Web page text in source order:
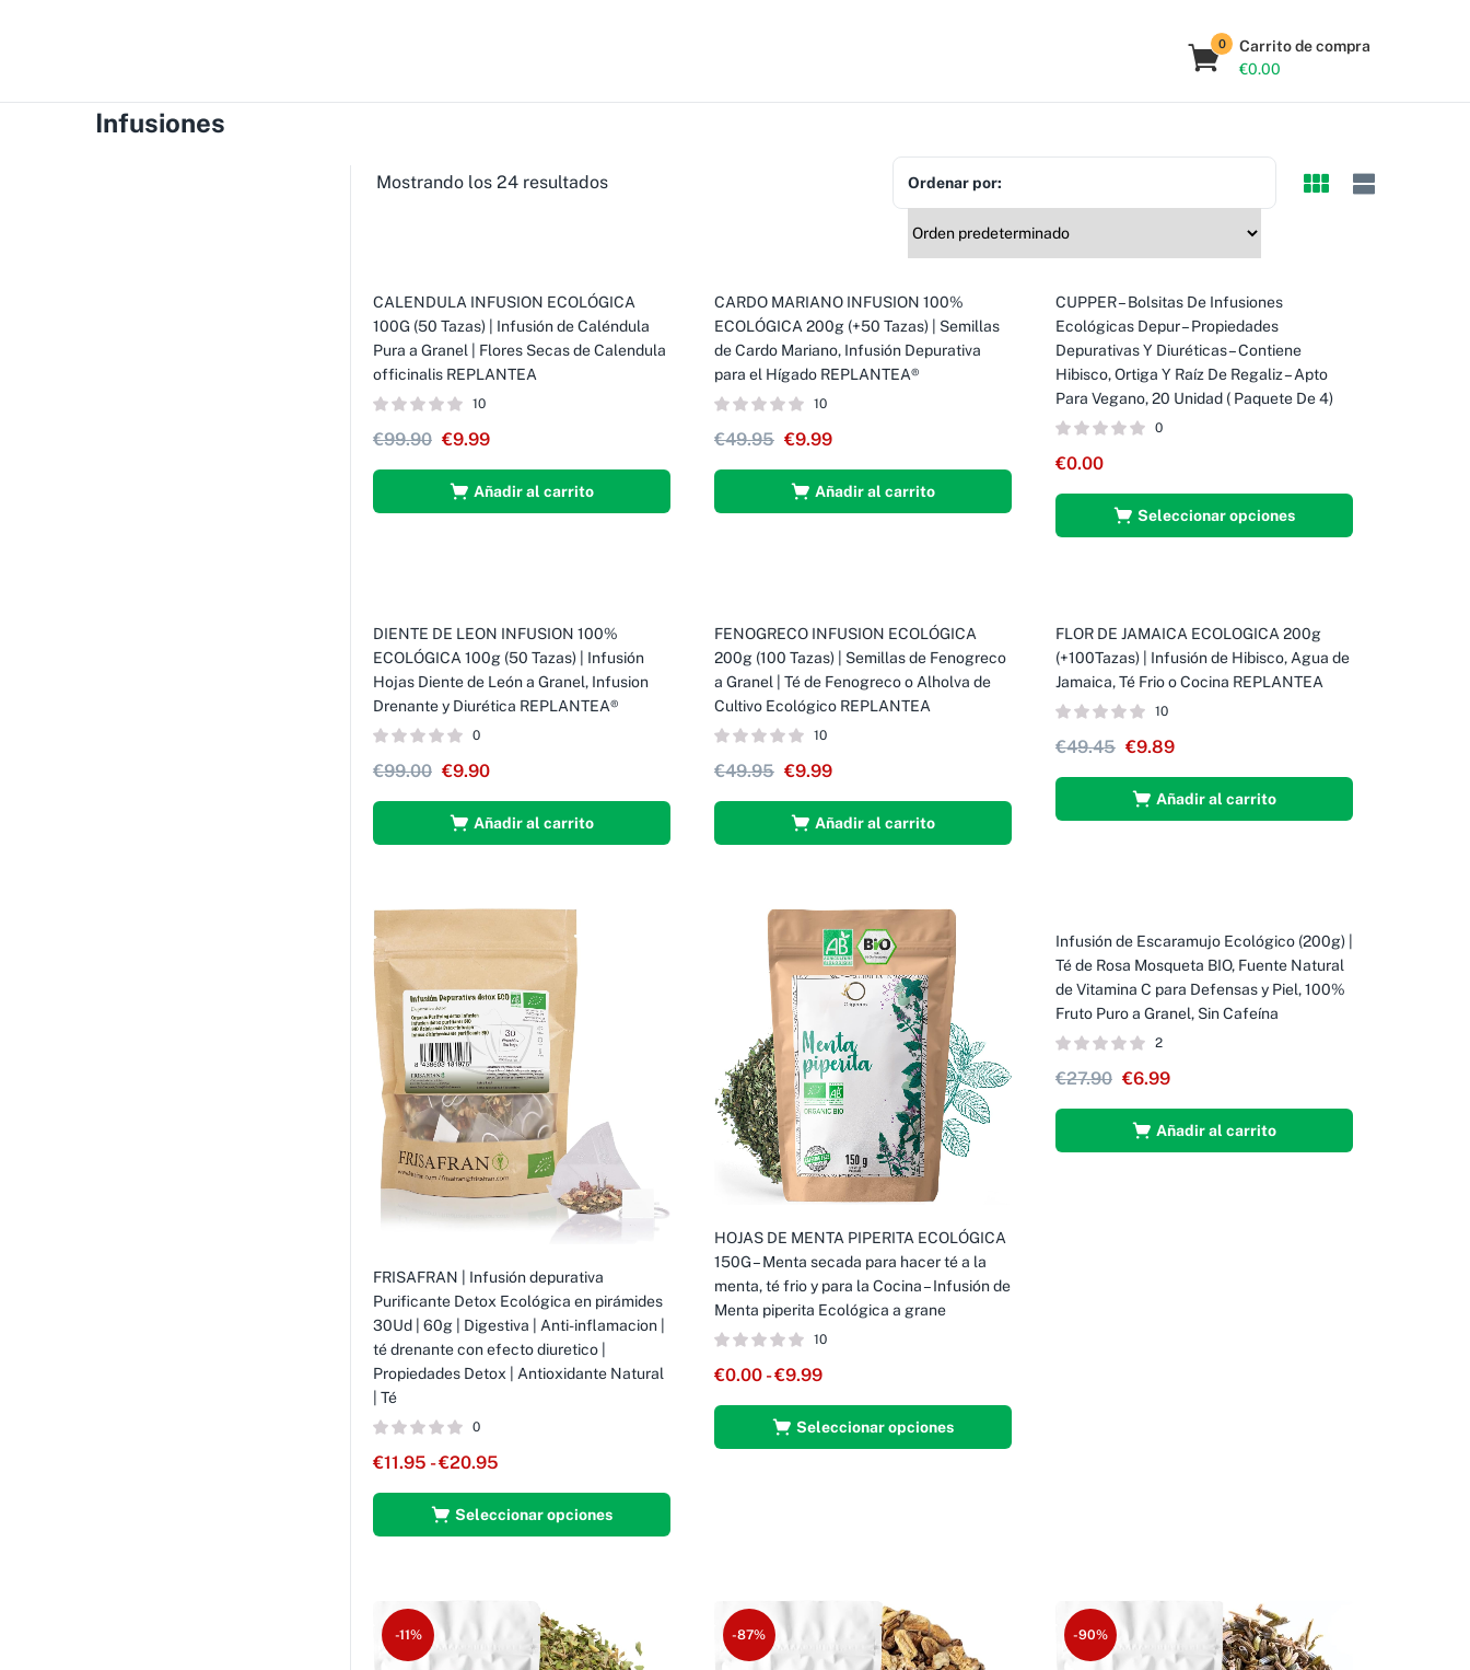
Carrito de compra
0
€0.00
Infusiones
Mostrando los 24 resultados Ordenar por:
-90%
CALENDULA INFUSION ECOLÓGICA
100G (50 Tazas) | Infusión de Caléndula
Pura a Granel | Flores Secas de Calendula
officinalis REPLANTEA
10
€99.90 €9.99
Añadir al carrito
-80%
CARDO MARIANO INFUSION 100%
ECOLÓGICA 200g (+50 Tazas) | Semillas
de Cardo Mariano, Infusión Depurativa
para el Hígado REPLANTEA®
10
€49.95 €9.99
Añadir al carrito
CUPPER – Bolsitas De Infusiones
Ecológicas Depur – Propiedades
Depurativas Y Diuréticas – Contiene
Hibisco, Ortiga Y Raíz De Regaliz – Apto
Para Vegano, 20 Unidad ( Paquete De 4)
0
€0.00
Seleccionar opciones
-90%
DIENTE DE LEON INFUSION 100%
ECOLÓGICA 100g (50 Tazas) | Infusión
Hojas Diente de León a Granel, Infusion
Drenante y Diurética REPLANTEA®
0
€99.00 €9.90
Añadir al carrito
-80%
FENOGRECO INFUSION ECOLÓGICA
200g (100 Tazas) | Semillas de Fenogreco
a Granel | Té de Fenogreco o Alholva de
Cultivo Ecológico REPLANTEA
10
€49.95 €9.99
Añadir al carrito
-80%
FLOR DE JAMAICA ECOLOGICA 200g
(+100Tazas) | Infusión de Hibisco, Agua de
Jamaica, Té Frio o Cocina REPLANTEA
10
€49.45 €9.89
Añadir al carrito
FRISAFRAN | Infusión depurativa
Purificante Detox Ecológica en pirámides
30Ud | 60g | Digestiva | Anti-inflamacion |
té drenante con efecto diuretico |
Propiedades Detox | Antioxidante Natural
| Té
0
€11.95 - €20.95
Seleccionar opciones
HOJAS DE MENTA PIPERITA ECOLÓGICA
150G – Menta secada para hacer té a la
menta, té frio y para la Cocina – Infusión de
Menta piperita Ecológica a grane
10
€0.00 - €9.99
Seleccionar opciones
-75%
Infusión de Escaramujo Ecológico (200g) |
Té de Rosa Mosqueta BIO, Fuente Natural
de Vitamina C para Defensas y Piel, 100%
Fruto Puro a Granel, Sin Cafeína
2
€27.90 €6.99
Añadir al carrito
-11% -87% -90%